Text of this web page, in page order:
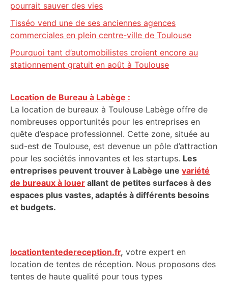
pourrait sauver des vies
Tisséo vend une de ses anciennes agences
commerciales en plein centre-ville de Toulouse
Pourquoi tant d’automobilistes croient encore au
stationnement gratuit en août à Toulouse
Location de Bureau à Labège :
La location de bureaux à Toulouse Labège offre de
nombreuses opportunités pour les entreprises en
quête d’espace professionnel. Cette zone, située au
sud-est de Toulouse, est devenue un pôle d’attraction
pour les sociétés innovantes et les startups. Les
entreprises peuvent trouver à Labège une variété
de bureaux à louer allant de petites surfaces à des
espaces plus vastes, adaptés à différents besoins
et budgets.
locationtentedereception.fr, votre expert en
location de tentes de réception. Nous proposons des
tentes de haute qualité pour tous types